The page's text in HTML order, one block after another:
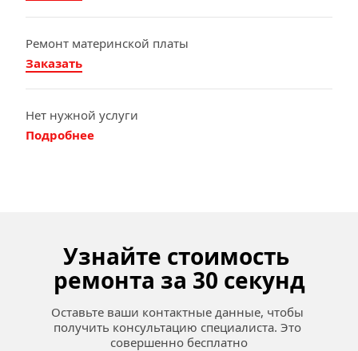
Ремонт материнской платы
Заказать
Нет нужной услуги
Подробнее
Узнайте стоимость
ремонта за 30 секунд
Оставьте ваши контактные данные, чтобы
получить консультацию специалиста. Это
совершенно бесплатно